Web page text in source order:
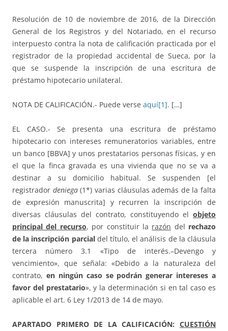
Resolución de 10 de noviembre de 2016, de la Dirección
General de los Registros y del Notariado, en el recurso
interpuesto contra la nota de calificación practicada por el
registrador de la propiedad accidental de Sueca, por la
que se suspende la inscripción de una escritura de
préstamo hipotecario unilateral.
NOTA DE CALIFICACIÓN.- Puede verse aquí[1]. […]
EL CASO.- Se presenta una escritura de préstamo
hipotecario con intereses remuneratorios variables, entre
un banco [BBVA] y unos prestatarios personas físicas, y en
el que la finca gravada es una vivienda que no se va a
destinar a su domicilio habitual. Se suspenden [el
registrador deniega(1*) varias cláusulas además de la falta
de expresión manuscrita] y recurren la inscripción de
diversas cláusulas del contrato, constituyendo el objeto
principal del recurso, por constituir la razón del rechazo
de la inscripción parcialdel título, el análisis de la cláusula
tercera número 3.1 «Tipo de interés.–Devengo y
vencimiento», que señala: «Debido a la naturaleza del
contrato, en ningún caso se podrán generar intereses a
favor del prestatario», y la determinación si en tal caso es
aplicable el art. 6 Ley 1/2013 de 14 de mayo.
APARTADO PRIMERO DE LA CALIFICACIÓN: CUESTIÓN